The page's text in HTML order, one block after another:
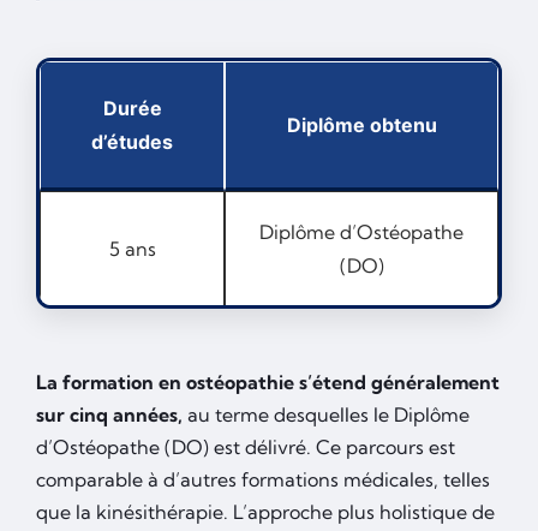
Durée
d’études
Diplôme obtenu
5 ans
Diplôme d’Ostéopathe
(DO)
La formation en ostéopathie s’étend généralement
sur cinq années, au terme desquelles le Diplôme
d’Ostéopathe (DO) est délivré. Ce parcours est
comparable à d’autres formations médicales, telles
que la kinésithérapie. L’approche plus holistique de